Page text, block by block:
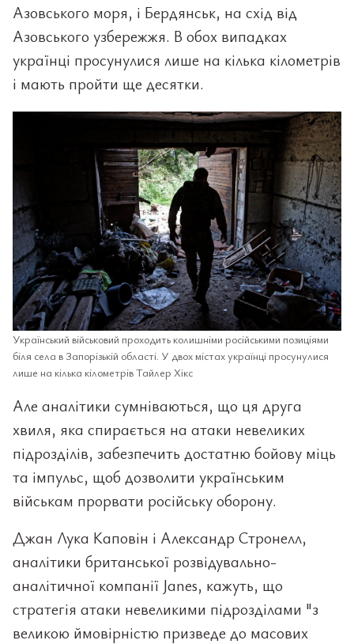
Азовського моря, і Бердянськ, на схід від
Азовського узбережжя. В обох випадках
українці просунулися лише на кілька кілометрів
і мають пройти ще десятки.
Український військовий проходить колишніми російськими позиціями
біля села в Запорізькій області. У двох містах українці просунулися
лише на кілька кілометрів Тайлер Хікс
Але аналітики сумніваються, що ця друга
хвиля, яка спирається на атаки невеликих
підрозділів, забезпечить достатню бойову міць
та імпульс, щоб дозволити українським
військам прорвати російську оборону.
Джан Лука Каповін і Александр Стронелл,
аналітики британської розвідувально-
аналітичної компанії Janes, кажуть, що
стратегія атаки невеликими підрозділами "з
великою ймовірністю призведе до масових